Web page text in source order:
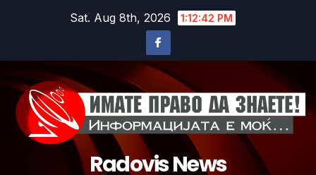
Sat. Aug 8th, 2026 1:12:45 PM
Radovis News